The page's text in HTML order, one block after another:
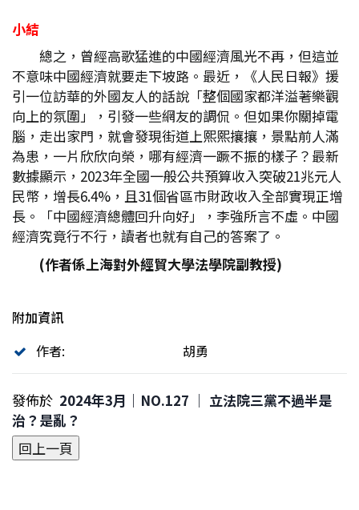
小結
總之，曾經高歌猛進的中國經濟風光不再，但這並
不意味中國經濟就要走下坡路。最近，《人民日報》援
引一位訪華的外國友人的話說「整個國家都洋溢著樂觀
向上的氛圍」，引發一些網友的調侃。但如果你關掉電
腦，走出家門，就會發現街道上熙熙攘攘，景點前人滿
為患，一片欣欣向榮，哪有經濟一蹶不振的樣子？最新
數據顯示，2023年全國一般公共預算收入突破21兆元人
民幣，增長6.4%，且31個省區市財政收入全部實現正增
長。「中國經濟總體回升向好」，李強所言不虛。中國
經濟究竟行不行，讀者也就有自己的答案了。
(作者係上海對外經貿大學法學院副教授)
附加資訊
作者:
胡勇
發佈於 2024年3月｜NO.127 │ 立法院三黨不過半是
治？是亂？